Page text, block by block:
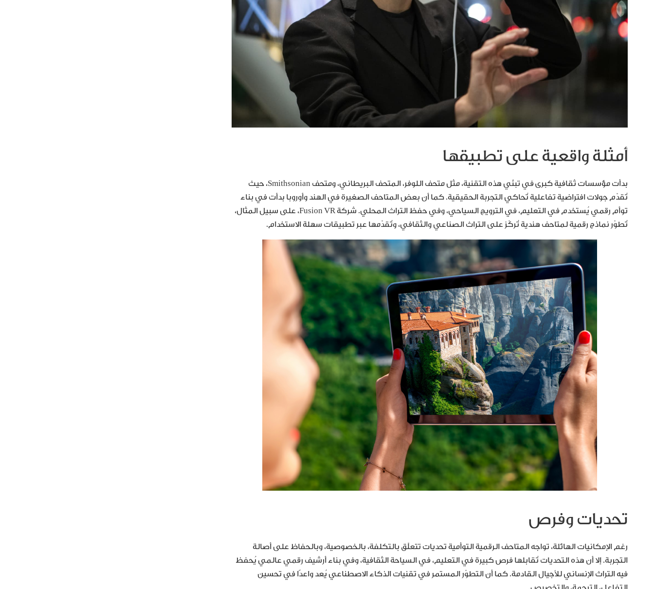
أمثلة واقعية على تطبيقها
بدأت مؤسسات ثقافية كبرى في تبنّي هذه التقنية، مثل متحف اللوفر، المتحف البريطاني، ومتحف Smithsonian، حيث
تُقدّم جولات افتراضية تفاعلية تُحاكي التجربة الحقيقية. كما أن بعض المتاحف الصغيرة في الهند وأوروبا بدأت في بناء
توأم رقمي يُستخدم في التعليم، في الترويج السياحي، وفي حفظ التراث المحلي. شركة Fusion VR، على سبيل المثال،
تُطوّر نماذج رقمية لمتاحف هندية تُركّز على التراث الصناعي والثقافي، وتُقدّمها عبر تطبيقات سهلة الاستخدام.
تحديات وفرص
رغم الإمكانيات الهائلة، تواجه المتاحف الرقمية التوأمية تحديات تتعلّق بالتكلفة، بالخصوصية، وبالحفاظ على أصالة
التجربة. إلا أن هذه التحديات تُقابلها فرص كبيرة في التعليم، في السياحة الثقافية، وفي بناء أرشيف رقمي عالمي يُحفظ
فيه التراث الإنساني للأجيال القادمة. كما أن التطوّر المستمر في تقنيات الذكاء الاصطناعي يُعد واعدًا في تحسين